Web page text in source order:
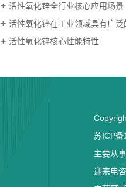
活性氧化锌全行业核心应用场景
活性氧化锌在工业领域具有广泛
活性氧化锌核心性能特性
苏ICP备
主要从
迎来电